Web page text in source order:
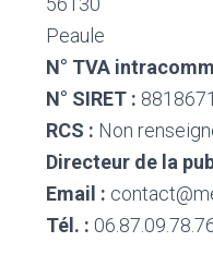
Peaule
N° TVA
N° SIRET :
RCS : Non
Directeur de la
Email :
Tél. :